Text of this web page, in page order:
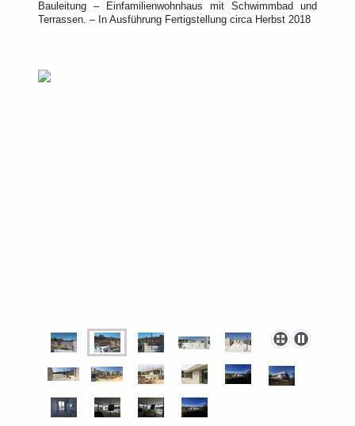
Bauleitung – Einfamilienwohnhaus mit Schwimmbad und
Terrassen. – In Ausführung Fertigstellung circa Herbst 2018